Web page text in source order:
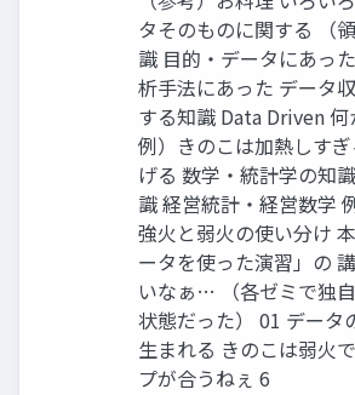
タそのものに関する （
識 目的・データにあっ
析手法にあった データ
する知識 Data Driven 何
例）きのこは加熱しす
げる 数学・統計学の知
識 経営統計・経営数学
強火と弱火の使い分け
ータを使った演習」の
いなぁ… （各ゼミで独
状態だった） 01 データ
生まれる きのこは弱火
プが合うねぇ 6